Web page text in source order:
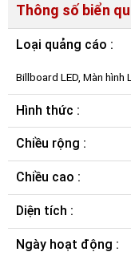
Thông số biển
Loại quảng cáo :
Billboard LED, Màn hình
Hình thức :
Chiều rộng :
Chiều cao :
Diện tích :
Ngày hoạt động :